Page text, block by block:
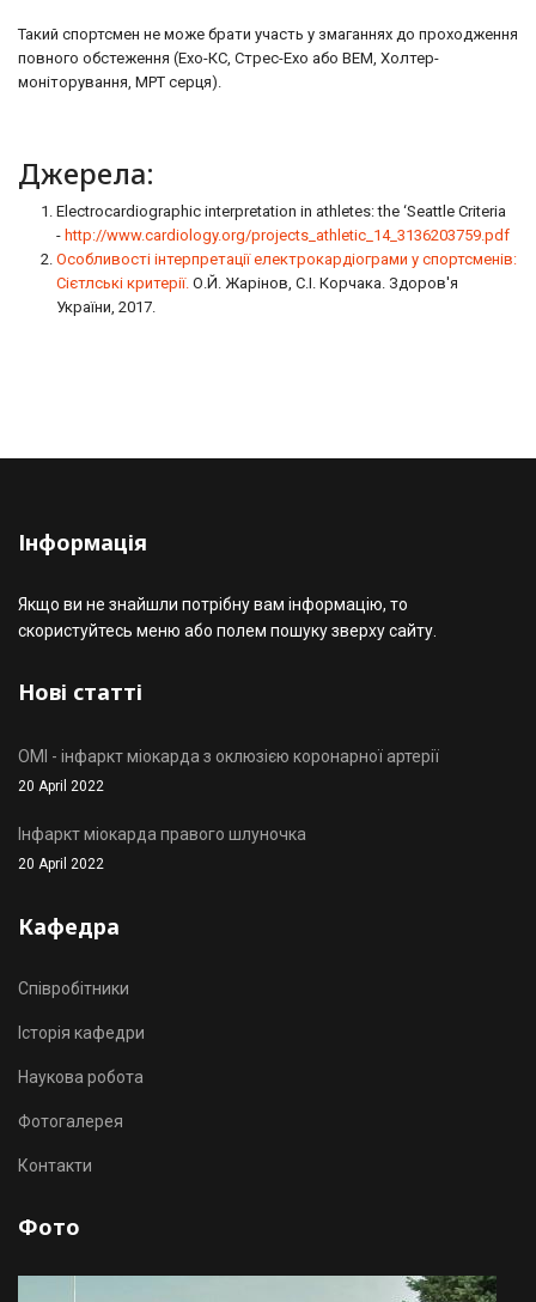
Такий спортсмен не може брати участь у змаганнях до проходження
повного обстеження (Ехо-КС, Стрес-Ехо або ВЕМ, Холтер-
моніторування, МРТ серця).
Джерела:
Electrocardiographic interpretation in athletes: the ‘Seattle Criteria
- http://www.cardiology.org/projects_athletic_14_3136203759.pdf
Особливості інтерпретації електрокардіограми у спортсменів:
Сієтлські критерії. О.Й. Жарінов, С.І. Корчака. Здоров'я
України, 2017.
Інформація
Якщо ви не знайшли потрібну вам інформацію, то
скористуйтесь меню або полем пошуку зверху сайту.
Нові статті
OMI - інфаркт міокарда з оклюзією коронарної артерії
20 April 2022
Інфаркт міокарда правого шлуночка
20 April 2022
Кафедра
Співробітники
Історія кафедри
Наукова робота
Фотогалерея
Контакти
Фото